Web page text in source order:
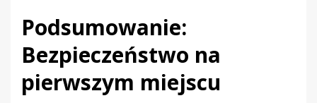
Podsumowanie:
Bezpieczeństwo na
pierwszym miejscu